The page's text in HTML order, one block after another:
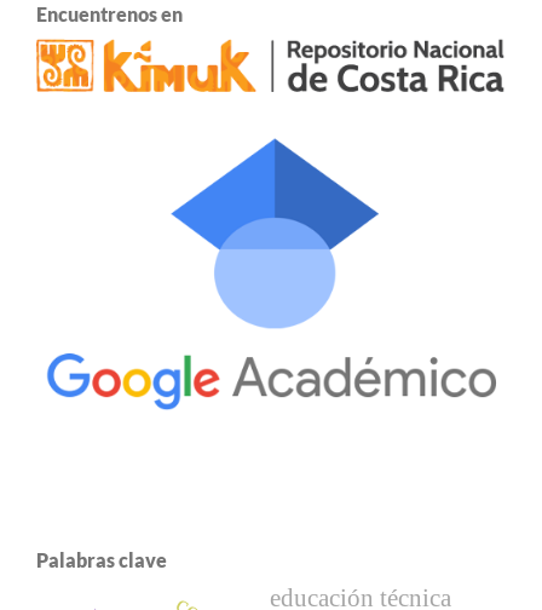
Encuentrenos en
Palabras clave
educación técnica